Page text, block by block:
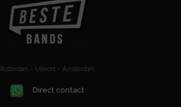
Rotterdam – Utrecht – Amsterdam
Direct contact